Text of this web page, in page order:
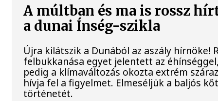
A múltban és ma is rossz
a dunai Ínség-szikla
Újra kilátszik a Dunából az aszály hírnöke!
felbukkanása egyet jelentett az
pedig a klímaváltozás okozta extrém
hívja fel a figyelmet. Elmeséljük a baljós
történetét.